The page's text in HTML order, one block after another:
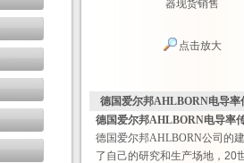
点击放大
德国爱尔邦AHLBORN电导率
德国爱尔邦AHLBORN电导率
德国爱尔邦AHLBORN公司的
了自己的研究和生产场地，20